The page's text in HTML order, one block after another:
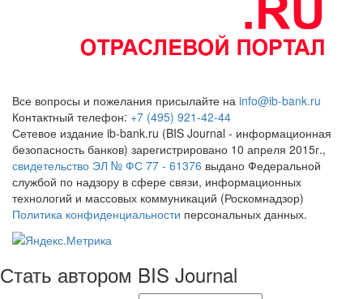
Все вопросы и пожелания присылайте на info@ib-bank.ru
Контактный телефон: +7 (495) 921-42-44
Сетевое издание ib-bank.ru (BIS Journal - информационная
безопасность банков) зарегистрировано 10 апреля 2015г.,
свидетельство ЭЛ № ФС 77 - 61376 выдано Федеральной
службой по надзору в сфере связи, информационных
технологий и массовых коммуникаций (Роскомнадзор)
Политика конфиденциальности персональных данных.
Стать автором BIS Journal